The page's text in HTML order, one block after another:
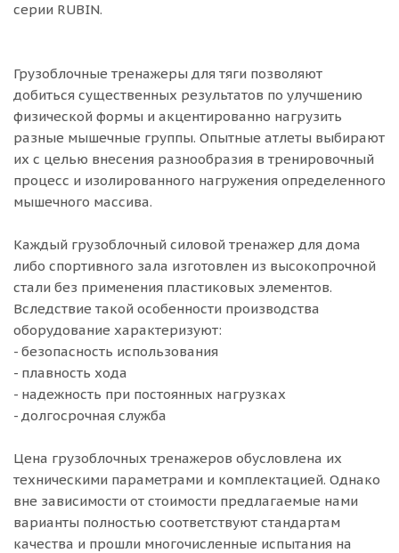
серии RUBIN.
Грузоблочные тренажеры для тяги позволяют
добиться существенных результатов по улучшению
физической формы и акцентированно нагрузить
разные мышечные группы. Опытные атлеты выбирают
их с целью внесения разнообразия в тренировочный
процесс и изолированного нагружения определенного
мышечного массива.
Каждый грузоблочный силовой тренажер для дома
либо спортивного зала изготовлен из высокопрочной
стали без применения пластиковых элементов.
Вследствие такой особенности производства
оборудование характеризуют:
- безопасность использования
- плавность хода
- надежность при постоянных нагрузках
- долгосрочная служба
Цена грузоблочных тренажеров обусловлена их
техническими параметрами и комплектацией. Однако
вне зависимости от стоимости предлагаемые нами
варианты полностью соответствуют стандартам
качества и прошли многочисленные испытания на